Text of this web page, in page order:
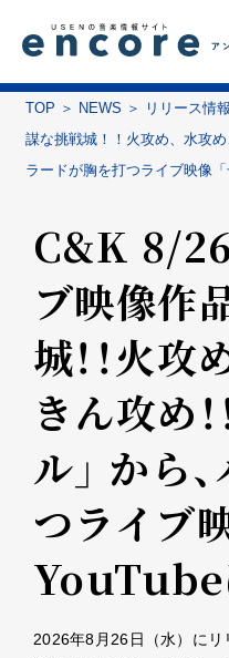
TOP NEWS リリース情報
謀な挑戦城！！火攻め、水攻
ラードが胸を打つライブ映像
C&K 8/26
ブ映像作
城！！火攻
きん攻め
ル」 から
つライブ
YouTube
2026年8月26日（水）に